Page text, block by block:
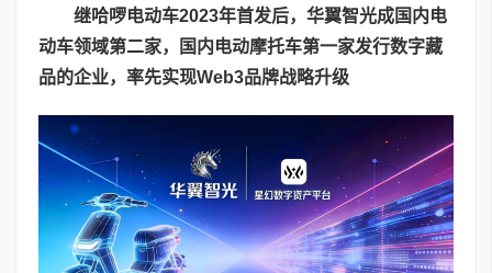
继哈啰电动车2023年首发后，华翼智光成国内电
动车领域第二家， 国内电动摩托车第一家发行数字藏
品的企业，率先实现Web3品牌战略升级